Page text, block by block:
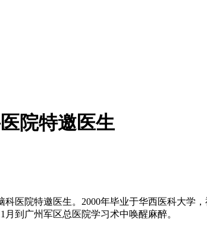
院特邀医生
医院特邀医生。2000年毕业于华西医科大学
到广州军区总医院学习术中唤醒麻醉。